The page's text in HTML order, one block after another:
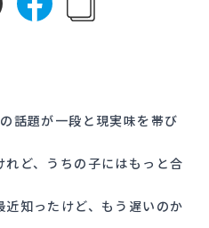
話題が一段と現実味を帯び
れど、うちの子にはもっと合
近知ったけど、もう遅いのか